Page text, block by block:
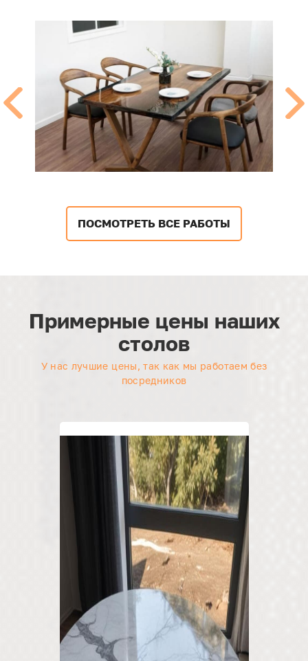
ПОСМОТРЕТЬ ВСЕ РАБОТЫ
Примерные цены наших
столов
У нас лучшие цены, так как мы работаем без
посредников